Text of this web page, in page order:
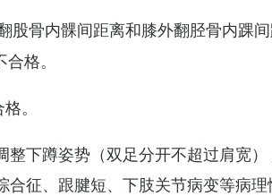
股骨内髁间距离和膝外翻胫骨内踝
格。
。
下蹲姿势（双足分开不超过肩宽
征、跟腱短、下肢关节病变等病理